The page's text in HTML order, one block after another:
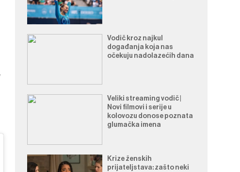
Vodič kroz najkul
događanja koja nas
očekuju nadolazećih dana
Veliki streaming vodič |
Novi filmovi i serije u
kolovozu donose poznata
glumačka imena
Krize ženskih
prijateljstava: zašto neki